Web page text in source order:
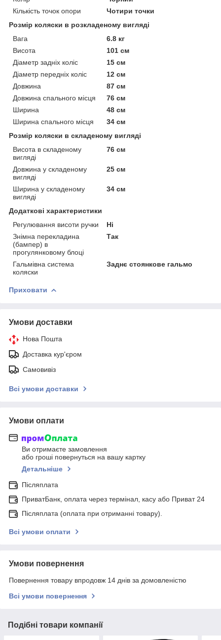
Кількість точок опори
Чотири точки
Розмір коляски в розкладеному вигляді
Вага
6.8 кг
Висота
101 см
Діаметр задніх коліс
15 см
Діаметр передніх коліс
12 см
Довжина
87 см
Довжина спального місця
76 см
Ширина
48 см
Ширина спального місця
34 см
Розмір коляски в складеному вигляді
Висота в складеному
вигляді
76 см
Довжина у складеному
вигляді
25 см
Ширина у складеному
вигляді
34 см
Додаткові характеристики
Регулювання висоти ручки
Ні
Знімна перекладина
(бампер) в
прогулянковому блоці
Так
Гальмівна система
коляски
Заднє стоянкове гальмо
Приховати
Умови доставки
Нова Пошта
Доставка кур'єром
Самовивіз
Всі умови доставки
Умови оплати
Ви отримаєте замовлення
або гроші повернуться на вашу картку
Детальніше
Післяплата
ПриватБанк, оплата через термінал, касу або Приват 24
Післяплата (оплата при отриманні товару).
Всі умови оплати
Умови повернення
Повернення товару впродовж 14 днів за домовленістю
Всі умови повернення
Подібні товари компанії